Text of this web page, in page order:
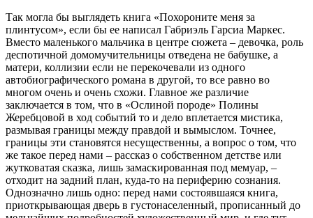
Так могла бы выглядеть книга «Похороните меня за
плинтусом», если бы ее написал Габриэль Гарсиа Маркес.
Вместо маленького мальчика в центре сюжета – девочка, роль
деспотичной домомучительницы отведена не бабушке, а
матери, коллизии если не перекочевали из одного
автобиографического романа в другой, то все равно во
многом очень и очень схожи. Главное же различие
заключается в том, что в «Ослиной породе» Полины
Жеребцовой в ход событий то и дело вплетается мистика,
размывая границы между правдой и вымыслом. Точнее,
границы эти становятся несущественны, а вопрос о том, что
же такое перед нами – рассказ о собственном детстве или
жутковатая сказка, лишь замаскированная под мемуар, –
отходит на задний план, куда-то на периферию сознания.
Однозначно лишь одно: перед нами состоявшаяся книга,
приоткрывающая дверь в густонаселенный, прописанный до